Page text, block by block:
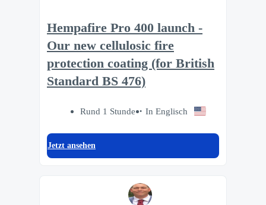
Hempafire Pro 400 launch -
Our new cellulosic fire
protection coating (for British
Standard BS 476)
Rund 1 Stunde In Englisch
Jetzt ansehen